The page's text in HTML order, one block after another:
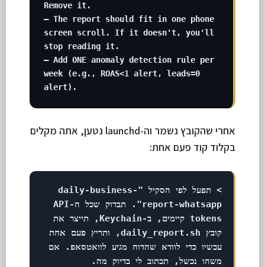
Remove it.
– The report should fit in one phone
screen scroll. If it doesn't, you'll
stop reading it.
– Add ONE anomaly detection rule per
week (e.g., ROAS<1 alert, leads=0
alert).
אחרי שהקובץ נשמר וה-launchd נטען, אתה מקלים
בקלוד קוד פעם אחת:
> תפעל לפי הסקיל "daily-business-
report-whatsapp". תבדוק שכל ה-API
tokens קיימים, ב-Keychain, תייצר את
קובץ daily_report.sh, ותריץ פעם אחת
עכשיו כדי לוודא שהדוח מגיע לוואטסאפ. אם
משהו נכשל, תכתוב לי בדיוק מה.